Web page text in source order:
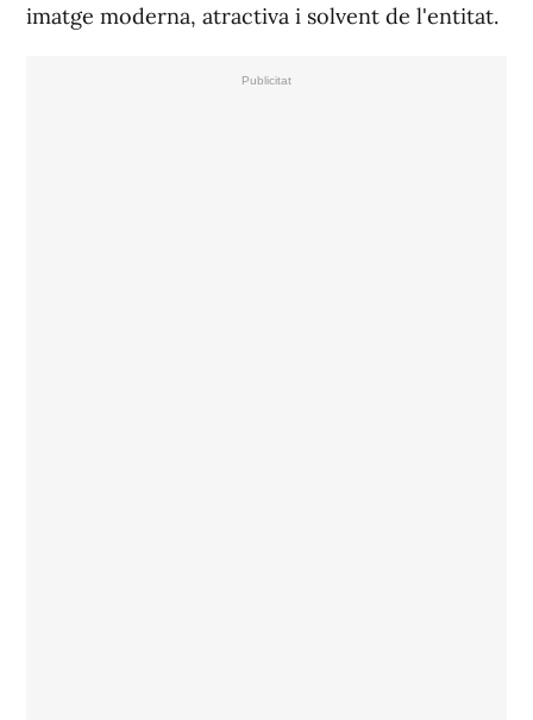
imatge moderna, atractiva i solvent de l'entitat.